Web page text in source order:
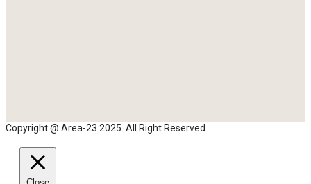
Copyright @ Area-23 2025. All Right Reserved.